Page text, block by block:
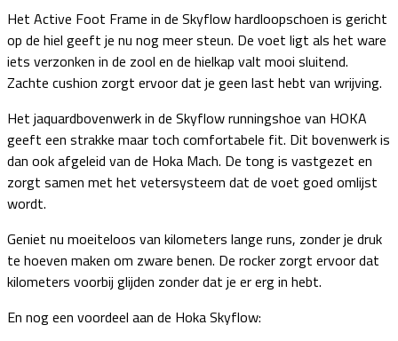
Het Active Foot Frame in de Skyflow hardloopschoen is gericht
op de hiel geeft je nu nog meer steun. De voet ligt als het ware
iets verzonken in de zool en de hielkap valt mooi sluitend.
Zachte cushion zorgt ervoor dat je geen last hebt van wrijving.
Het jaquardbovenwerk in de Skyflow runningshoe van HOKA
geeft een strakke maar toch comfortabele fit. Dit bovenwerk is
dan ook afgeleid van de Hoka Mach. De tong is vastgezet en
zorgt samen met het vetersysteem dat de voet goed omlijst
wordt.
Geniet nu moeiteloos van kilometers lange runs, zonder je druk
te hoeven maken om zware benen. De rocker zorgt ervoor dat
kilometers voorbij glijden zonder dat je er erg in hebt.
En nog een voordeel aan de Hoka Skyflow: